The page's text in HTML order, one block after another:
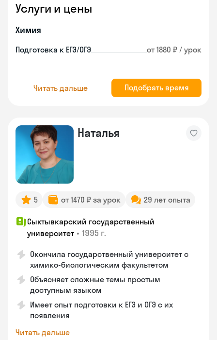
Услуги и цены
Химия
Подготовка к ЕГЭ/ОГЭ от 1880 ₽ / урок
Читать дальше Подобрать время
Наталья
5 от 1470 ₽ за урок 29 лет опыта
Сыктывкарский государственный
университет • 1995 г.
Окончила государственный университет с
химико-биологическим факультетом
Объясняет сложные темы простым
доступным языком
Имеет опыт подготовки к ЕГЭ и ОГЭ с их
появления
Читать дальше